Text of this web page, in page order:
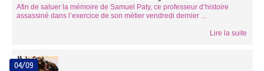
Afin de saluer la mémoire de Samuel Paty, ce professeur d’histoire
assassiné dans l’exercice de son métier vendredi dernier ...
Lire la suite
04/09